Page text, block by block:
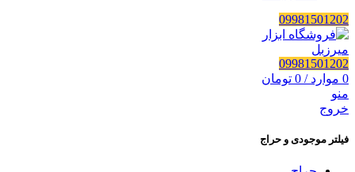
09981501202
09981501202
0 موارد /
0 تومان
منو
خروج
فیلتر موجودی و حراج